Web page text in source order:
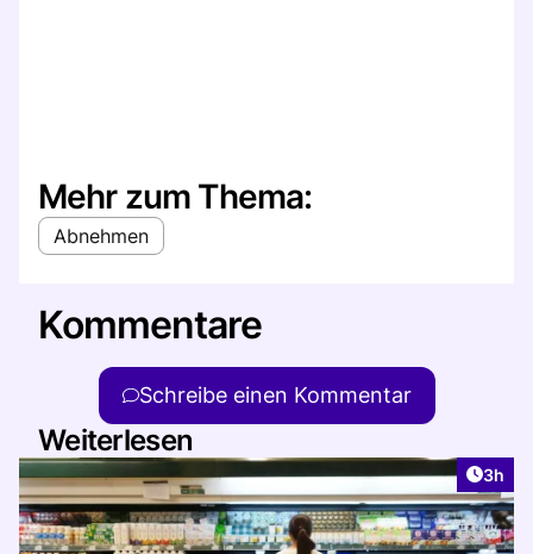
Mehr zum Thema:
Abnehmen
Kommentare
Schreibe einen Kommentar
Weiterlesen
3h